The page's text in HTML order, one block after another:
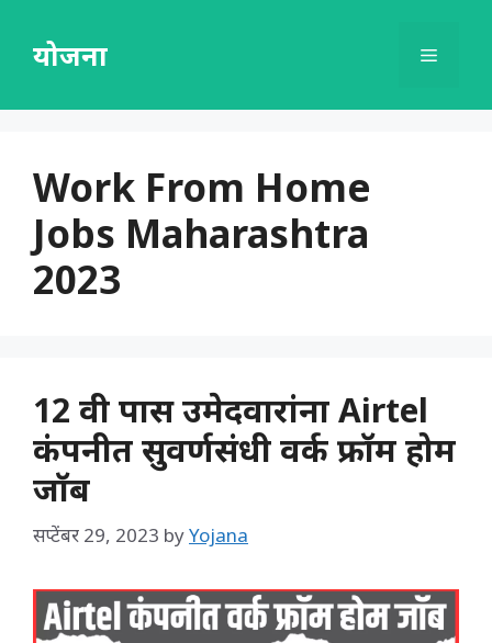
contentयोजना Menu
Work From Home
Jobs Maharashtra
2023
12 वी पास उमेदवारांना Airtel
कंपनीत सुवर्णसंधी वर्क फ्रॉम होम
जॉब
सप्टेंबर 29, 2023 byYojana